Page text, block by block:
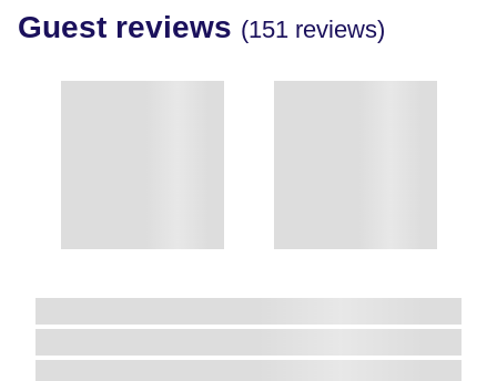
Guest reviews (151 reviews)